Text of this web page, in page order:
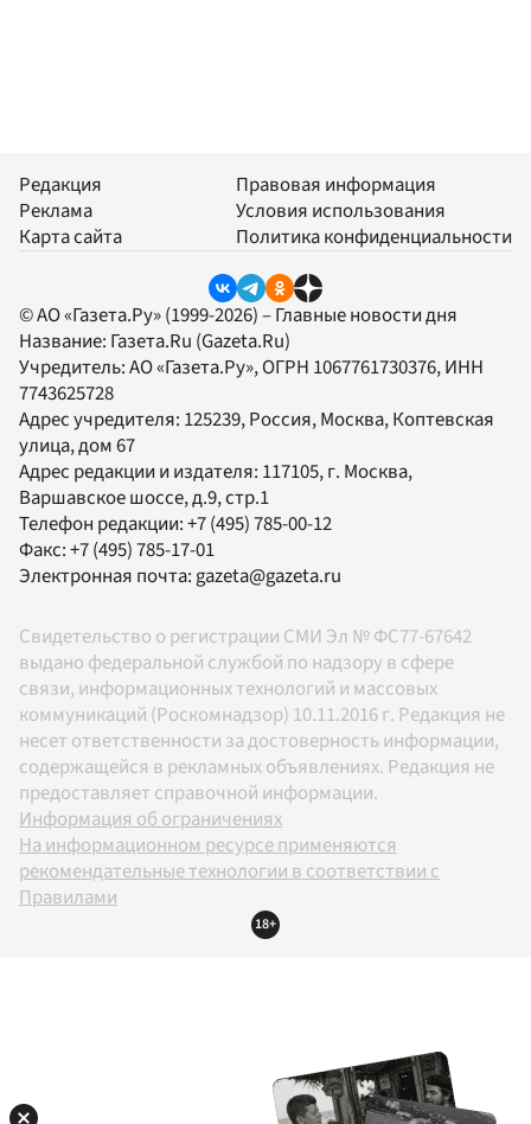
Редакция
Реклама
Карта сайта
Правовая информация
Условия использования
Политика конфиденциальности
© АО «Газета.Ру» (1999-2026) – Главные новости дня
Название: Газета.Ru (Gazeta.Ru)
Учредитель:АО «Газета.Ру», ОГРН 1067761730376, ИНН
7743625728
Адрес учредителя: 125239, Россия, Москва, Коптевская
улица, дом 67
Адрес редакции и издателя: 117105, г. Москва,
Варшавское шоссе, д.9, стр.1
Телефон редакции:+7 (495) 785-00-12
Факс:+7 (495) 785-17-01
Электронная почта:gazeta@gazeta.ru
Свидетельство о регистрации СМИ Эл № ФС77-67642
выдано федеральной службой по надзору в сфере
связи, информационных технологий и массовых
коммуникаций (Роскомнадзор) 10.11.2016 г. Редакция не
несет ответственности за достоверность информации,
содержащейся в рекламных объявлениях. Редакция не
предоставляет справочной информации.
Информация об ограничениях
На информационном ресурсе применяются
рекомендательные технологии в соответствии с
Правилами
18+